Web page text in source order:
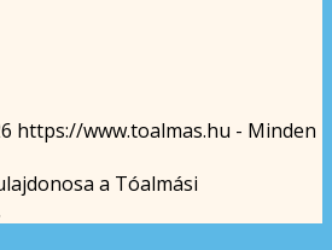
https://www.toalmas.hu - Minden
a Tóalmási